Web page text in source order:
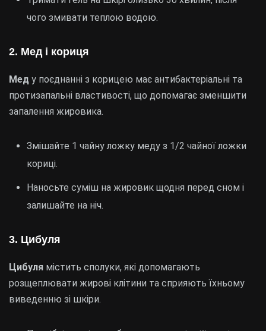
чого змивати теплою водою.
2. Мед і кориця
Мед у поєднанні з корицею має антибактеріальні та
протизапальні властивості, що допомагає зменшити
запалення жировика.
Змішайте 1 чайну ложку меду з 1/2 чайної ложки
кориці.
Наносьте суміш на жировик щодня перед сном і
залишайте на ніч.
3. Цибуля
Цибуля містить сполуки, які допомагають
розщеплювати жирові клітини та сприяють їхньому
виведенню зі шкіри.